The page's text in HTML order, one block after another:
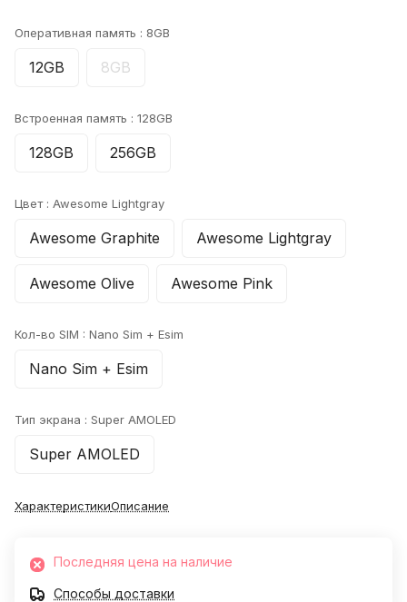
Оперативная память : 8GB
12GB 8GB
Встроенная память : 128GB
128GB 256GB
Цвет : Awesome Lightgray
Awesome Graphite Awesome Lightgray
Awesome Olive Awesome Pink
Кол-во SIM : Nano Sim + Esim
Nano Sim + Esim
Тип экрана : Super AMOLED
Super AMOLED
ХарактеристикиОписание
Последняя цена на наличие
Способы доставки